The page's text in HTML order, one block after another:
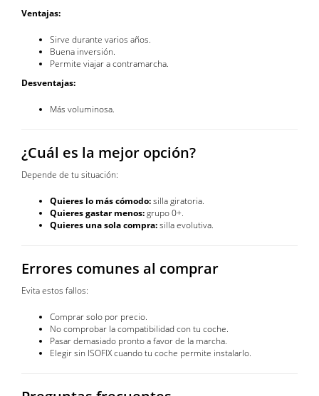
Ventajas:
Sirve durante varios años.
Buena inversión.
Permite viajar a contramarcha.
Desventajas:
Más voluminosa.
¿Cuál es la mejor opción?
Depende de tu situación:
Quieres lo más cómodo:silla giratoria.
Quieres gastar menos:grupo 0+.
Quieres una sola compra:silla evolutiva.
Errores comunes al comprar
Evita estos fallos:
Comprar solo por precio.
No comprobar la compatibilidad con tu coche.
Pasar demasiado pronto a favor de la marcha.
Elegir sin ISOFIX cuando tu coche permite instalarlo.